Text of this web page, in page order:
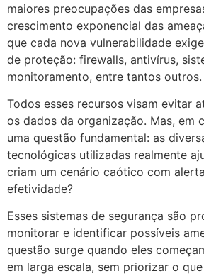
maiores preocupações das
crescimento exponencial das
que cada nova vulnerabilidade
de proteção: firewalls, antivírus,
monitoramento, entre tantos outros.
Todos esses recursos visam evitar
os dados da organização. Mas, em
uma questão fundamental: as
tecnológicas utilizadas realmente
criam um cenário caótico com
efetividade?
Esses sistemas de segurança são
monitorar e identificar possíveis
questão surge quando eles
em larga escala, sem priorizar o